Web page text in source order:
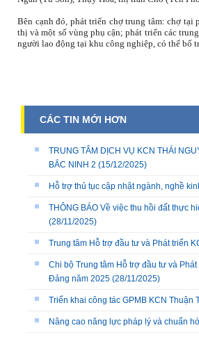
Bên cạnh đó, phát triển chợ trung tâm: chợ tại
thị và một số vùng phụ cận; phát triển các
người lao động tại khu công nghiệp, có thể bố
CÁC TIN MỚI HƠN
TRUNG TÂM DỊCH VỤ KCN THÁI
BẮC NINH 2 (15/12/2025)
Hỗ trợ thủ tục cập nhật ngành, nghề
THÔNG BÁO Về việc thu hồi đất thực
(28/11/2025)
Trung tâm Hỗ trợ đầu tư và Phát triển
Chi bộ Trung tâm Hỗ trợ đầu tư và
Đảng năm 2025 (28/11/2025)
Triển khai công tác GPMB KCN
Nâng cao năng lực pháp lý và chuẩn